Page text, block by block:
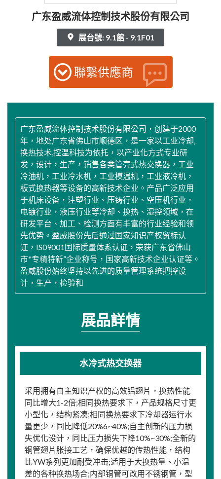
广东盈威流体控制技术股份有限公司
展台號: 9.1館 - 9.1F01
聯繫供應商
广东盈威流体控制技术股份有限公司，创建于2000
年，地处广东省佛山市顺德区，是一家以工业冷却,
换热技术,控温科技为依托，以产业化方式专业研
发，设计，生产，销售各类管壳式热交换器，工业
冷油机，工业冷水机，工业模温机，工业液冷机，
板式换热器等设备的高新技术企业。产品广泛应用
于机床设备，注塑行业、压铸行业、空压机行业，
电镀行业，液压行业等冷却、换热、湿控领域，在
研发平台、加工、检测方面有丰富的行业经验和领
先优势。盈威股份先后通过国家知识产权贸标认
证，IS09001国际质量体系认证，荣获广东省佛山
市"专精特新”企业称号，国家高新技术企业认证等。
盈威股份始终坚持以先进的质量管理系统把控设
计，生产，检验和
展品詳情
水冷式热交换器
采用拥有自主知识产权的高效铝翅片，换热性能
同比增大1-2倍;相同换热要求下，产品规格尺寸更
小型化，结构紧凑;相同换热要求下冷却器运行水
量更少，同比降低20%6~40%;自主创新的压力损
失优化设计，同比压力损失下降10%~30%;全新的
铜管翅片胀接工艺，确保优越的传热性能，结构
比YW系列更加耐受冲击;适用于大换热量、小温
差的各种换热场合;内部铜管可改用不锈钢管，型